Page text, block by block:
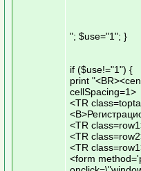
"; $use="1"; }
if ($use!="1") {
print
cellSpacing=1>
<TR
<TR
<TR
<TR
<form